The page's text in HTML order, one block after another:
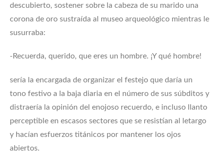
descubierto, sostener sobre la cabeza de su marido una
corona de oro sustraída al museo arqueológico mientras le
susurraba:
-Recuerda, querido, que eres un hombre. ¡Y qué hombre!
sería la encargada de organizar el festejo que daría un
tono festivo a la baja diaria en el número de sus súbditos y
distraería la opinión del enojoso recuerdo, e incluso llanto
perceptible en escasos sectores que se resistían al letargo
y hacían esfuerzos titánicos por mantener los ojos
abiertos.